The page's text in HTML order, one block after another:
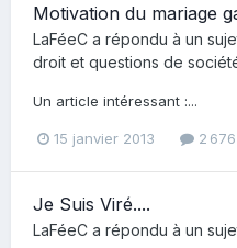
Motivation du mariage
LaFéeC a répondu à un
droit et questions de
Un article intéressant :...
15 janvier 2013 2
Je Suis Viré....
LaFéeC a répondu à un